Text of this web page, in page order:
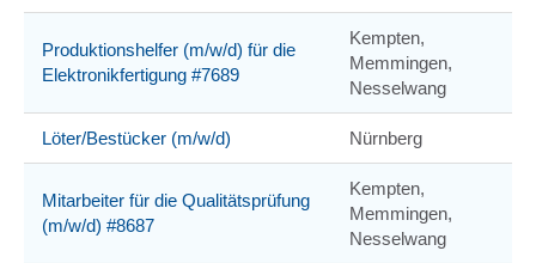
Produktionshelfer (m/w/d) für die
Elektronikfertigung #7689
Kempten,
Memmingen,
Nesselwang
Löter/Bestücker (m/w/d) Nürnberg
Mitarbeiter für die Qualitätsprüfung
(m/w/d) #8687
Kempten,
Memmingen,
Nesselwang